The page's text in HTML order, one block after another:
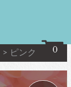
0
> ピンク